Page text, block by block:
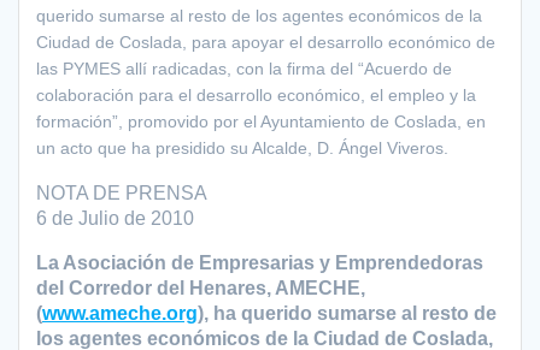
querido sumarse al resto de los agentes económicos de la
Ciudad de Coslada, para apoyar el desarrollo económico de
las PYMES allí radicadas, con la firma del “Acuerdo de
colaboración para el desarrollo económico, el empleo y la
formación”, promovido por el Ayuntamiento de Coslada, en
un acto que ha presidido su Alcalde, D. Ángel Viveros.
NOTA DE PRENSA
6 de Julio de 2010
La Asociación de Empresarias y Emprendedoras
del Corredor del Henares, AMECHE,
(www.ameche.org), ha querido sumarse al resto de
los agentes económicos de la Ciudad de Coslada,